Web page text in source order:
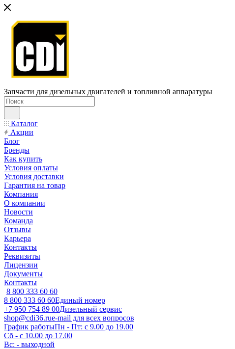
Запчасти для дизельных двигателей и топливной аппаратуры
Каталог
Акции
Блог
Бренды
Как купить
Условия оплаты
Условия доставки
Гарантия на товар
Компания
О компании
Новости
Команда
Отзывы
Карьера
Контакты
Реквизиты
Лицензии
Документы
Контакты
8 800 333 60 60
8 800 333 60 60Единый номер
+7 950 754 89 00Дизельный сервис
shop@cdi36.rue-mail для всех вопросов
График работыПн - Пт: с 9.00 до 19.00
Сб - с 10.00 до 17.00
Вс: - выходной